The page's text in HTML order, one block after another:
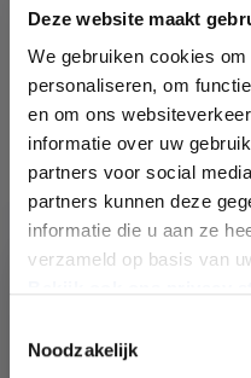
Deze website maakt
We gebruiken cookies
personaliseren, om
en om ons
informatie over uw
partners voor social
partners kunnen deze
informatie die u aan ze
verzameld op basis van
Noodzakelijk
Soort vloer:
Patroon:
Kleur:
Pakinhoud (m²):